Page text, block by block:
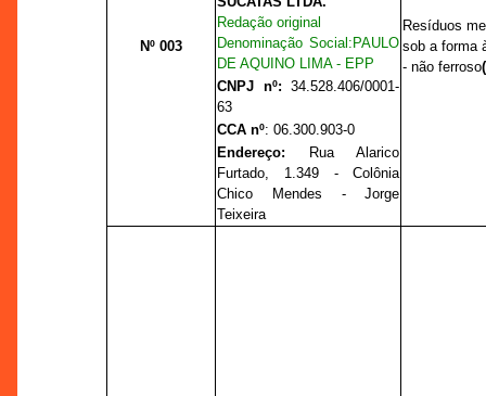
Nº 003
Redação original
Denominação Social: PAULO
DE AQUINO LIMA - EPP
Resíduos
sob a forma
- não ferroso
CNPJ nº:34.528.406/0001-
63
CCA nº: 06.300.903-0
Endereço:
Rua Alarico
Furtado, 1.349 - Colônia
Chico Mendes - Jorge
Teixeira